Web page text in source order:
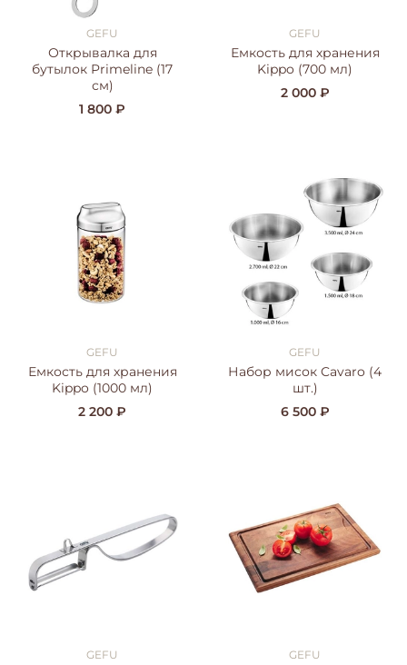
GEFU
Открывалка для
бутылок Primeline (17
см)
1 800 ₽
GEFU
Емкость для хранения
Kippo (700 мл)
2 000 ₽
GEFU
Емкость для хранения
Kippo (1000 мл)
2 200 ₽
GEFU
Набор мисок Cavaro (4
шт.)
6 500 ₽
GEFU GEFU